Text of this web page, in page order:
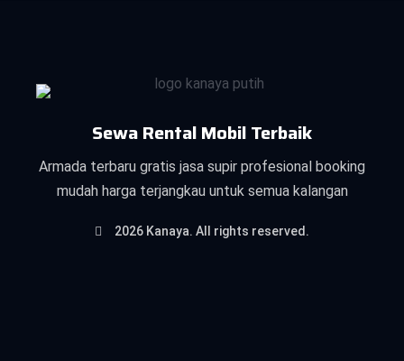
Sewa Rental Mobil Terbaik
Armada terbaru gratis jasa supir profesional booking
mudah harga terjangkau untuk semua kalangan
2026 Kanaya. All rights reserved.